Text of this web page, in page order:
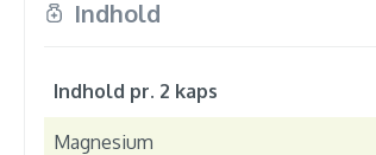
Indhold
Indhold pr. 2 kaps
Magnesium